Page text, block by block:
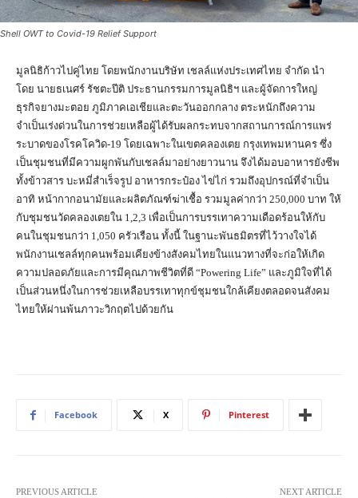
Shell OWT to Covid-19 Relief Support
มูลนิธิก้าวไปคู่ไทย โดยพนักงานบริษัท เชลล์แห่งประเทศไทย จำกัด นำ
โดย นายธเนศร์ รัชตะปีติ ประธานกรรมการมูลนิธิฯ และผู้จัดการใหญ่
ธุรกิจยางมะตอย ภูมิภาคเอเชียและตะวันออกกลาง ตระหนักถึงความ
จำเป็นเร่งด่วนในการช่วยเหลือผู้ได้รับผลกระทบจากสถานการณ์การแพร่
ระบาดของโรคโควิด-19 โดยเฉพาะในเขตคลองเตย กรุงเทพมหานคร ซึ่ง
เป็นชุมชนที่มีความผูกพันกับเชลล์มาอย่างยาวนาน จึงได้มอบอาหารยังชีพ
ทั้งข้าวสาร บะหมี่สำเร็จรูป อาหารกระป๋อง ไข่ไก่ รวมถึงอุปกรณ์ที่จำเป็น
อาทิ หน้ากากอนามัยและผลิตภัณฑ์ฆ่าเชื้อ รวมมูลค่ากว่า 250,000 บาท ให้
กับชุมชนวัดคลองเตยใน 1,2,3 เพื่อเป็นการบรรเทาความเดือดร้อนให้กับ
คนในชุมชนกว่า 1,050 ครัวเรือน ทั้งนี้ ในฐานะพันธมิตรที่ไว้วางใจได้
พนักงานเชลล์ทุกคนพร้อมเคียงข้างสังคมไทยในแนวทางที่จะก่อให้เกิด
ความปลอดภัยและการมีคุณภาพชีวิตที่ดี “Powering Life” และภูมิใจที่ได้
เป็นส่วนหนึ่งในการช่วยเหลือบรรเทาทุกข์ชุมชนใกล้เคียงตลอดจนสังคม
ไทยให้ผ่านพ้นภาวะวิกฤตไปด้วยกัน
Facebook X Pinterest
PREVIOUS ARTICLE NEXT ARTICLE